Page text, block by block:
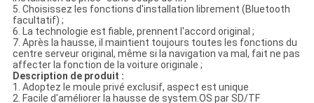
5. Choisissez les fonctions d'installation librement (Bluetooth
facultatif) ;
6. La technologie est fiable, prennent l'accord original ;
7. Après la hausse, il maintient toujours toutes les fonctions du
centre serveur original, même si la navigation va mal, fait ne pas
affecter la fonction de la voiture originale ;
Description de produit :
1. Adoptez le moule privé exclusif, aspect est unique
2. Facile d'améliorer la hausse de system.OS par SD/TF